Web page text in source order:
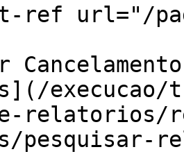
ref url="/
e-
pesquisar-